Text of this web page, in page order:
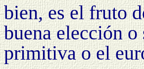
bien, es el fruto
buena elección
primitiva o el